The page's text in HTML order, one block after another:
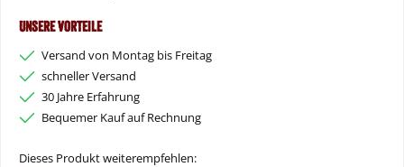
Unsere Vorteile
Versand von Montag bis Freitag
schneller Versand
30 Jahre Erfahrung
Bequemer Kauf auf Rechnung
Dieses Produkt weiterempfehlen: